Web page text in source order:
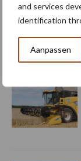
and services
identification
Aanpassen
uitschakeling van
Meer